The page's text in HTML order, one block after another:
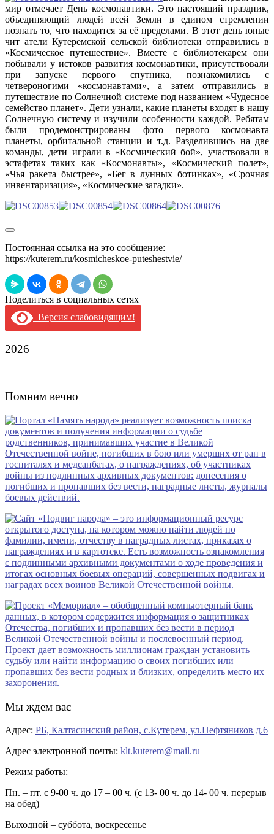
мир отмечает День космонавтики. Это настоящий праздник,
объединяющий людей всей Земли в едином стремлении
познать то, что находится за её пределами. В этот день юные
чит атели Кутеремской сельской библиотеки отправились в
«Космическое путешествие». Вместе с библиотекарем они
побывали у истоков развития космонавтики, присутствовали
при запуске первого спутника, познакомились с
четвероногими «космонавтами», а затем отправились в
путешествие по Солнечной системе под названием «Чудесное
семейство планет». Дети узнали, какие планеты входят в нашу
Солнечную систему и изучили особенности каждой. Ребятам
были продемонстрированы фото первого космонавта
планеты, орбитальной станции и т.д. Разделившись на две
команды, дети играли в «Космический бой», участвовали в
эстафетах таких как «Космонавты», «Космический полет»,
«Чья ракета быстрее», «Бег в лунных ботинках», «Срочная
инвентаризация», «Космические загадки».
Постоянная ссылка на это сообщение:
https://kuterem.ru/kosmicheskoe-puteshestvie/
Поделиться в социальных сетях
Версия слабовидящим!
2026
Помним вечно
Мы ждем вас
Адрес: РБ, Калтасинский район, с.Кутерем, ул.Нефтяников д.6
Адрес электронной почты: klt.kuterem@mail.ru
Режим работы:
Пн. – пт. с 9-00 ч. до 17 – 00 ч. (с 13- 00 ч. до 14- 00 ч. перерыв
на обед)
Выходной – суббота, воскресенье